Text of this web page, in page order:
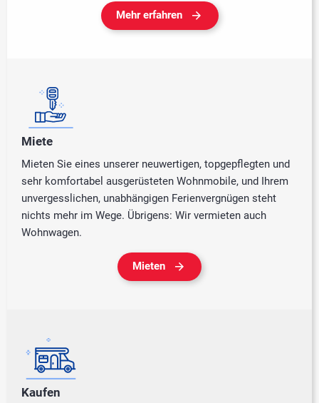
Mehr erfahren
Miete
Mieten Sie eines unserer neuwertigen, topgepflegten und
sehr komfortabel ausgerüsteten Wohnmobile, und Ihrem
unvergesslichen, unabhängigen Ferienvergnügen steht
nichts mehr im Wege. Übrigens: Wir vermieten auch
Wohnwagen.
Mieten
Kaufen